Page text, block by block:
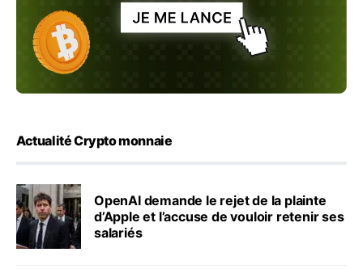
Actualité Crypto monnaie
OpenAI demande le rejet de la plainte
d’Apple et l’accuse de vouloir retenir ses
salariés